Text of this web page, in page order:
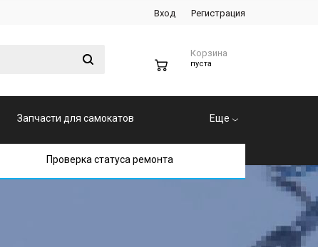
Вход Регистрация
Корзина
пуста
Запчасти для самокатов Еще
Проверка статуса ремонта